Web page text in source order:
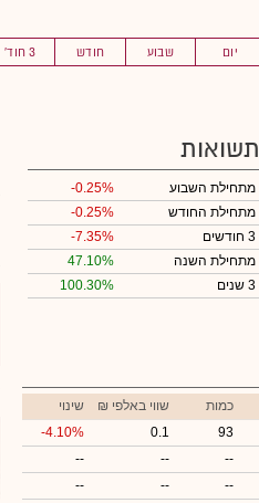
יום שבוע חודש 3 חוד'
תשואות
מתחילת השבוע
-0.25%
מתחילת החודש
-0.25%
3 חודשים
-7.35%
מתחילת השנה
47.10%
3 שנים
100.30%
כמות ₪ שווי באלפי
שינוי
93
0.1
-4.10%
--
--
--
--
--
--